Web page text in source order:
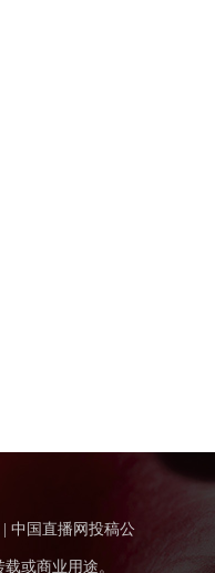
| 中国直播网投稿公
或商业用途。